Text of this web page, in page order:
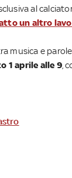
al
un altro
musica e
1 aprile alle 9,